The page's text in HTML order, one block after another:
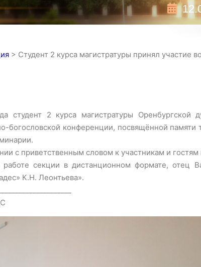
> Студент 2 курса магистратуры принял участие
студент 2 курса магистратуры
богословской конференции, посвящённой памяти
с приветственным словом к участникам и
секции в дистанционном формате, отец
К.Н. Леонтьева».